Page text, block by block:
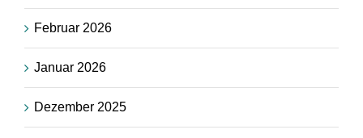
Februar 2026
Januar 2026
Dezember 2025